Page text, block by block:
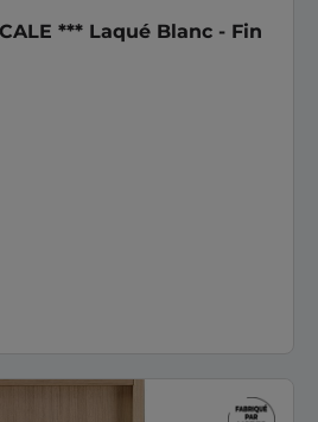
*** Laqué Blanc - Fin